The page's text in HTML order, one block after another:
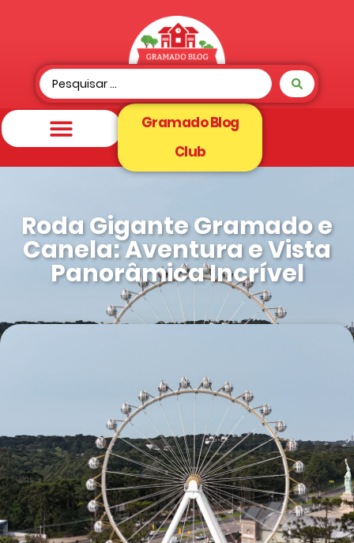
Gramado Blog
Club
Roda Gigante Gramado e
Canela: Aventura e Vista
Panorâmica Incrível